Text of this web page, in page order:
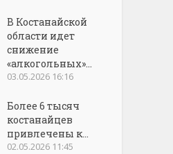
В Костанайской
области идет
снижение
«алкогольных»...
03.05.2026 16:16
Более 6 тысяч
костанайцев
привлечены к...
02.05.2026 11:45